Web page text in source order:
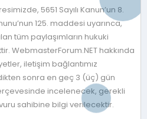
5651 Sayılı Kanun’un 8.
125. maddesi uyarınca,
tüm paylaşımların hukuki
WebmasterForum.NET hakkında
iletişim bağlantımız
sonra en geç 3 (üç) gün
incelenecek, gerekli
sahibine bilgi verilecektir.